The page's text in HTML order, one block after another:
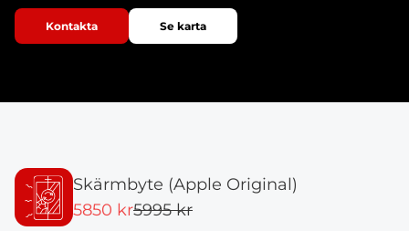
Kontakta Se karta
Skärmbyte (Apple Original)
5850 kr5995 kr